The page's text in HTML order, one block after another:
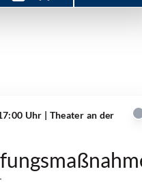
Uhr | Theater an der